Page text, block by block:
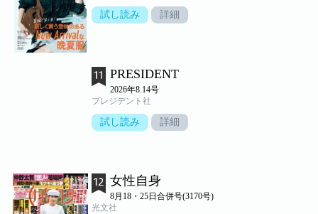
試し読み 詳細
PRESIDENT
2026年8.14号
プレジデント社
試し読み 詳細
女性自身
8月18・25日合併号(3170号)
光文社